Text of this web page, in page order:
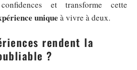
et transforme cette
unique à vivre à deux.
rendent la
?